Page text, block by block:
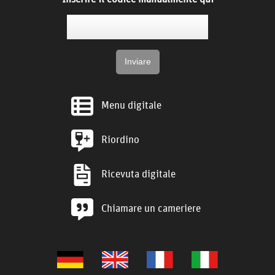
Menu digitale
Riordino
Ricevuta digitale
Chiamare un cameriere